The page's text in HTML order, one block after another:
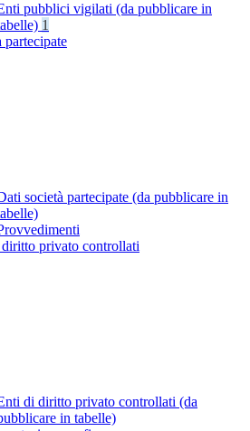
pubblici vigilati (da pubblicare in
1
partecipate
società partecipate (da pubblicare in
privato controllati
di diritto privato controllati (da
in tabelle)